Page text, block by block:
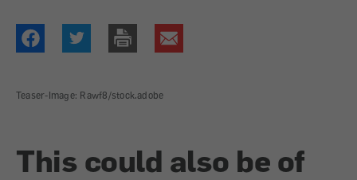
Teaser-Image: Rawf8/stock.adobe
This could also be of